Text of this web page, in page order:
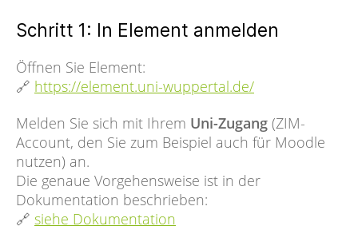
Schritt 1: In Element anmelden
Öffnen Sie Element:
🔗 https://element.uni-wuppertal.de/
Melden Sie sich mit Ihrem Uni-Zugang (ZIM-
Account, den Sie zum Beispiel auch für Moodle
nutzen) an.
Die genaue Vorgehensweise ist in der
Dokumentation beschrieben:
🔗 siehe Dokumentation